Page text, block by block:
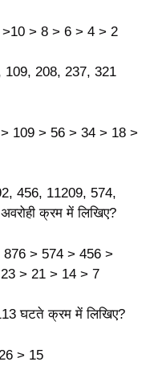
>10 > 8 > 6 > 4 > 2
109, 208, 237, 321
109 > 56 > 34 > 18 >
456, 11209, 574,
क्रम में लिखिए?
876 > 574 > 456 >
> 21 > 14 > 7
घटते क्रम में लिखिए?
> 15